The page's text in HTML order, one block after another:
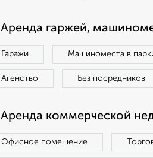
Аренда гаржей,
Гаражи Машиноместа в
Агенство Без посредников
Аренда коммерческой
Офисное помещение